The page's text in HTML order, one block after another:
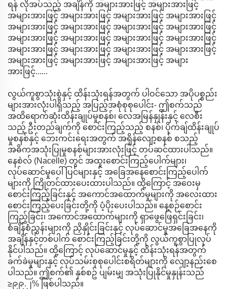
ရန် လိုအပ်သည့် အချိန်ကို အများအားဖြင့် အများအားဖြင့်
အများအားဖြင့် အများအားဖြင့် အများအားဖြင့် အများအားဖြင့်
အများအားဖြင့် အများအားဖြင့် အများအားဖြင့် အများအားဖြင့်
အများအားဖြင့် အများအားဖြင့် အများအားဖြင့် အများအားဖြင့်
အများအားဖြင့် အများအားဖြင့် အများအားဖြင့် အများအားဖြင့်
အများအားဖြင့် အများအားဖြင့် အများအားဖြင့် အများ
အားဖြင့်......
လွယ်ကူစွာသုံးစွဲနှင့် ထိန်းသုံးရန်အတွက် ပါဝင်သော အပိုပစ္စည်း
များအားလုံးပါရှိသည့် အပြည့်အစုံစုစုပေါင်း- ဤစက်သည်
အထိရောက်ဆုံးထိန်းချုပ်မှုစနစ်၊ လေအမြန်နှုန်းနှင့် လေစီး
သည့် ဦးတည်ချက်ကို စောင်းကြည့်သည့် စနစ်၊ ပိုက်ချ်ထိန်းချုပ်
မှုစနစ်နှင့် ဘေးကင်းရေးအတွက် အရှိန်လျော့စနစ် စသည့်
အဓိကအသုံးပြုမှုစနစ်များအားလုံးဖြင့် တပ်ဆင်ထားပါသည်။
နေစဲလ် (Nacelle) တွင် အထူးစောင်းကြည့်ပေါက်များ၊
လုပ်ဆောင်မှုပေါ်ပြင်များနှင့် အခြေအနေစောင်းကြည့်ပေါက်
များကို ကြိုတင်ထားပေးထားပါသည်။ ထို့ကြောင့် အဝေးမှ
စောင်းကြည့်ခြင်းနှင့် အကောင်အထောက်မှုများကို အလေးထား
စောင်းကြည့်ပေးခြင်းတို့ကို ပံ့ပိုးပေးပါသည်။ နေ့စဉ်စောင်း
ကြည့်ခြင်း၊ အကောင်အထောက်များကို ရှာဖွေဖြေရှင်းခြင်း၊
စံချိန်စံညွှန်းများကို ညှိနှိုင်းခြင်းနှင့် လုပ်ဆောင်မှုအခြေအနေကို
အချိန်နှင့်တစ်ပါက် စောင်းကြည့်ခြင်းတို့ကို လွယ်ကူစွာပြုလုပ်
နိုင်ပါသည်။ ထို့ကြောင့် လုပ်ဆောင်မှုနှင့် ထိန်းသုံးရန်အတွက်
ခက်ခဲမှုများနှင့် လုပ်သမ်းစုစုပေါင်းစရိတ်များကို လျော့နည်းစေ
ပါသည်။ ဤစက်၏ နှစ်စဥ် ပျမ်းမျှ အသုံးပြုနိုင်မှုနှုန်းသည်
≥၉၉.၂% ဖြစ်ပါသည်။